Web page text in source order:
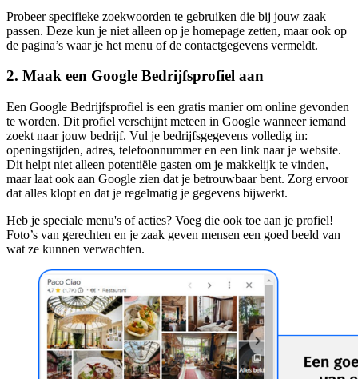
Probeer specifieke zoekwoorden te gebruiken die bij jouw zaak
passen. Deze kun je niet alleen op je homepage zetten, maar ook op
de pagina’s waar je het menu of de contactgegevens vermeldt.
2. Maak een Google Bedrijfsprofiel aan
Een Google Bedrijfsprofiel is een gratis manier om online gevonden
te worden. Dit profiel verschijnt meteen in Google wanneer iemand
zoekt naar jouw bedrijf. Vul je bedrijfsgegevens volledig in:
openingstijden, adres, telefoonnummer en een link naar je website.
Dit helpt niet alleen potentiële gasten om je makkelijk te vinden,
maar laat ook aan Google zien dat je betrouwbaar bent. Zorg ervoor
dat alles klopt en dat je regelmatig je gegevens bijwerkt.
Heb je speciale menu's of acties? Voeg die ook toe aan je profiel!
Foto’s van gerechten en je zaak geven mensen een goed beeld van
wat ze kunnen verwachten.